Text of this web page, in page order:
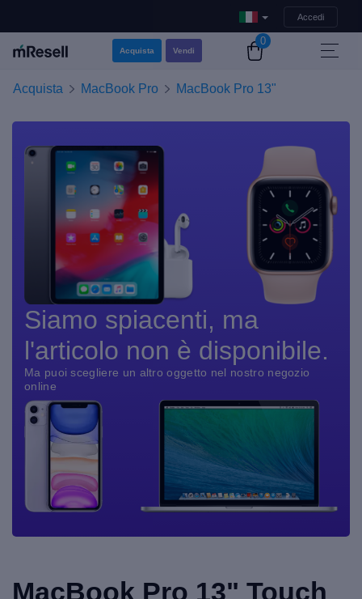
Accedi
Acquista Vendi
0
Acquista MacBook Pro MacBook Pro 13"
Siamo spiacenti, ma
l'articolo non è disponibile.
Ma puoi scegliere un altro oggetto nel nostro negozio
online
MacBook Pro 13" Touch